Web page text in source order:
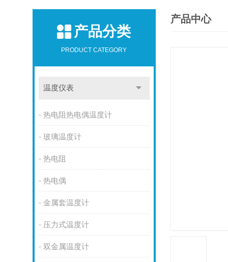
产品分类
PRODUCT CATEGORY
温度仪表
热电阻热电偶温度计
玻璃温度计
热电阻
热电偶
金属套温度计
压力式温度计
双金属温度计
产品中心